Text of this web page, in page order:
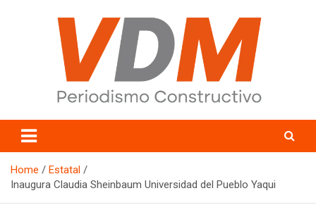
valledelmayo.com
Home
Estatal
Inaugura Claudia Sheinbaum Universidad del Pueblo Yaqui